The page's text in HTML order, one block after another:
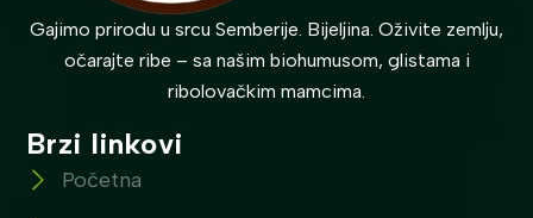
Gajimo prirodu u srcu Semberije. Bijeljina. Oživite zemlju,
očarajte ribe – sa našim biohumusom, glistama i
ribolovačkim mamcima.
Brzi linkovi
Početna